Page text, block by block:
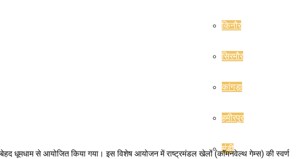
किनौर
सिरमौर
कांगड़ा
हमीरपुर
मंडी
धूमधाम से आयोजित किया गया। इस विशेष आयोजन में राष्ट्रमंडल खेलों (कॉमनवेल्थ गेम्स) की स्वर्ण